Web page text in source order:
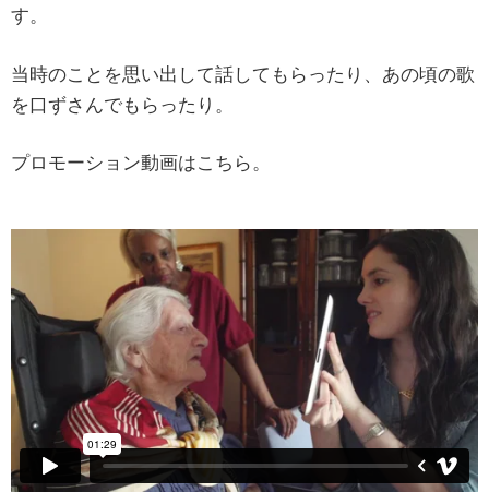
す。
当時のことを思い出して話してもらったり、あの頃の歌
を口ずさんでもらったり。
プロモーション動画はこちら。